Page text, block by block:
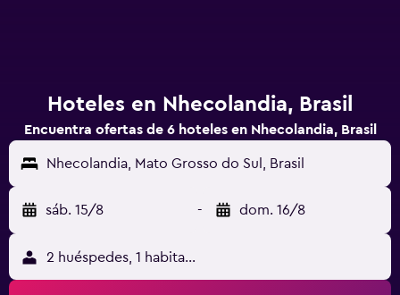
Hoteles en Nhecolandia, Brasil
Encuentra ofertas de 6 hoteles en Nhecolandia, Brasil
Nhecolandia, Mato Grosso do Sul, Brasil
sáb. 15/8 - dom. 16/8
2 huéspedes, 1 habitación